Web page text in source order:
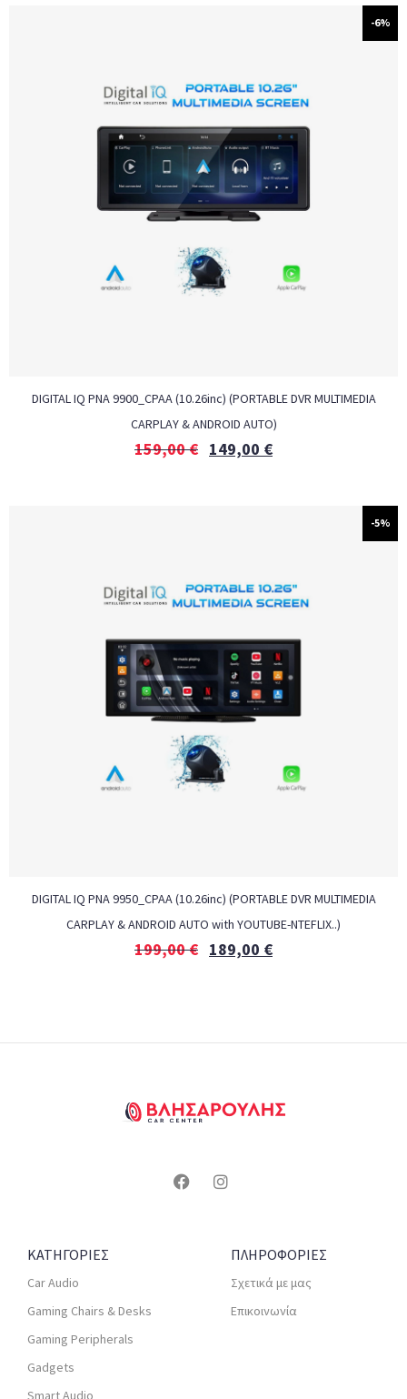
-6%
DIGITAL IQ PNA 9900_CPAA (10.26inc) (PORTABLE DVR MULTIMEDIA
CARPLAY & ANDROID AUTO)
159,00€ 149,00 €
-5%
DIGITAL IQ PNA 9950_CPAA (10.26inc) (PORTABLE DVR MULTIMEDIA
CARPLAY & ANDROID AUTO with YOUTUBE-NTEFLIX..)
199,00€ 189,00 €
ΚΑΤΗΓΟΡΙΕΣ
Car Audio
Gaming Chairs & Desks
Gaming Peripherals
Gadgets
Smart Audio
ΠΛΗΡΟΦΟΡΙΕΣ
Σχετικά με μας
Επικοινωνία